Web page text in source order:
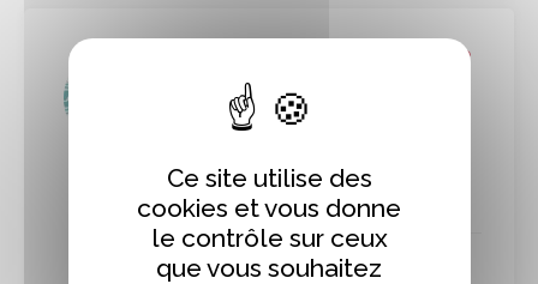
Saint-Saëns, Seine-Maritime
A la Savonnerie
Normande
Fabrication de savons et
cosmétiques naturels
Santé Bien être
Ce site utilise des
cookies et vous donne
le contrôle sur ceux
que vous souhaitez